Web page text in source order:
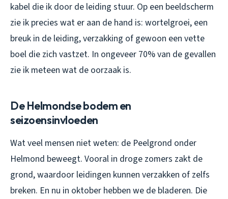
kabel die ik door de leiding stuur. Op een beeldscherm
zie ik precies wat er aan de hand is: wortelgroei, een
breuk in de leiding, verzakking of gewoon een vette
boel die zich vastzet. In ongeveer 70% van de gevallen
zie ik meteen wat de oorzaak is.
De Helmondse bodem en
seizoensinvloeden
Wat veel mensen niet weten: de Peelgrond onder
Helmond beweegt. Vooral in droge zomers zakt de
grond, waardoor leidingen kunnen verzakken of zelfs
breken. En nu in oktober hebben we de bladeren. Die